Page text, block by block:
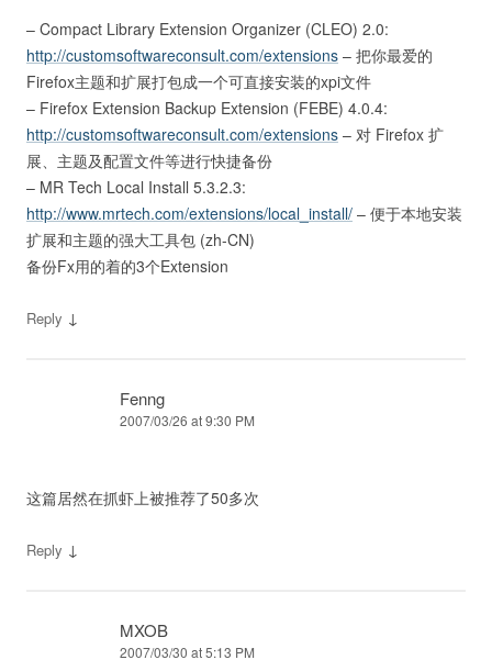
– Compact Library Extension Organizer (CLEO) 2.0:
http://customsoftwareconsult.com/extensions – 把你最爱的
Firefox主题和扩展打包成一个可直接安装的xpi文件
– Firefox Extension Backup Extension (FEBE) 4.0.4:
http://customsoftwareconsult.com/extensions – 对 Firefox 扩
展、主题及配置文件等进行快捷备份
– MR Tech Local Install 5.3.2.3:
http://www.mrtech.com/extensions/local_install/ – 便于本地安装
扩展和主题的强大工具包 (zh-CN)
备份Fx用的着的3个Extension
Reply ↓
Fenng
2007/03/26 at 9:30 PM
这篇居然在抓虾上被推荐了50多次
Reply ↓
MXOB
2007/03/30 at 5:13 PM